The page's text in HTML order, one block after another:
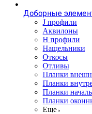
Доборные
J профили
Аквилоны
Н профили
Нащельники
Откосы
Отливы
Планки
Планки
Планки
Планки
Еще